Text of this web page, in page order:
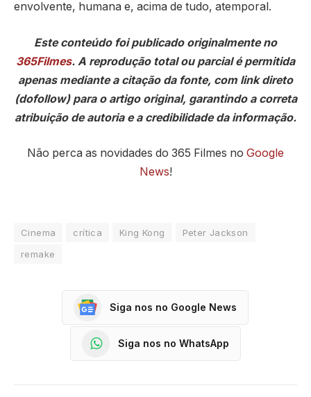
envolvente, humana e, acima de tudo, atemporal.
Este conteúdo foi publicado originalmente no
365Filmes. A reprodução total ou parcial é permitida
apenas mediante a citação da fonte, com link direto
(dofollow) para o artigo original, garantindo a correta
atribuição de autoria e a credibilidade da informação.
Não perca as novidades do 365 Filmes no Google
News!
Cinema crítica King Kong
Peter Jackson
remake
Siga nos no Google News
Siga nos no WhatsApp